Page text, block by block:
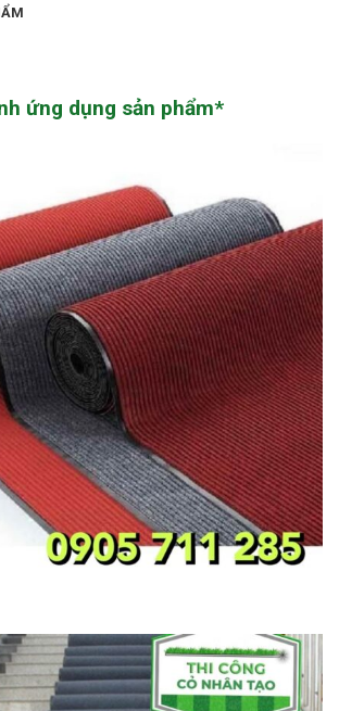
ứng dụng sản phẩm*